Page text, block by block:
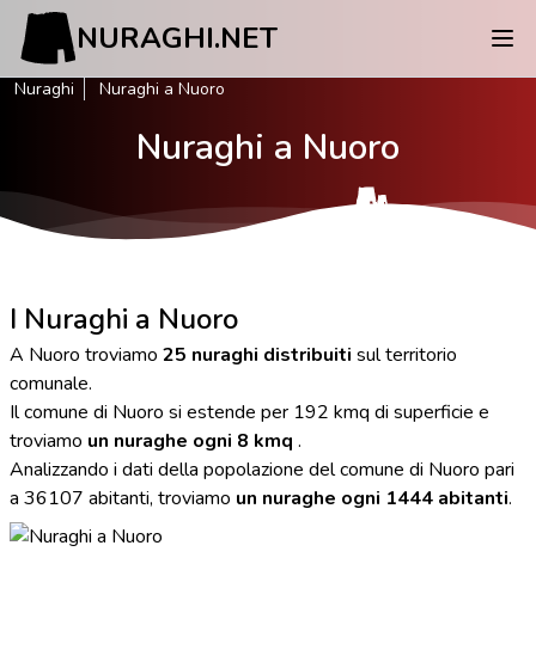
NURAGHI.NET
Nuraghi Nuraghi a Nuoro
Nuraghi a Nuoro
I Nuraghi a Nuoro
A Nuoro troviamo 25 nuraghi distribuiti sul territorio
comunale.
Il comune di Nuoro si estende per 192 kmq di superficie e
troviamo un nuraghe ogni 8 kmq .
Analizzando i dati della popolazione del comune di Nuoro pari
a 36107 abitanti, troviamo un nuraghe ogni 1444 abitanti.